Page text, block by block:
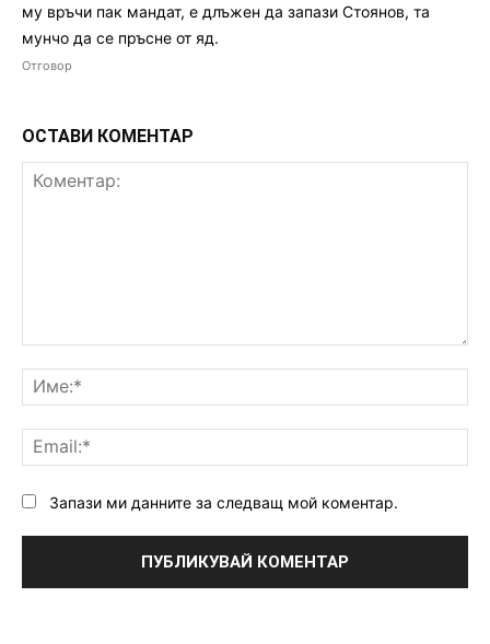
му връчи пак мандат, е длъжен да запази Стоянов, та
мунчо да се пръсне от яд.
Отговор
ОСТАВИ КОМЕНТАР
Запази ми данните за следващ мой коментар.